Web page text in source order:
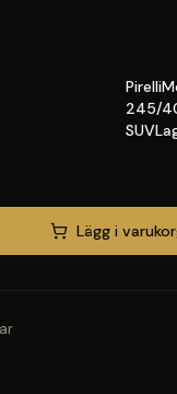
245/
Lägg i